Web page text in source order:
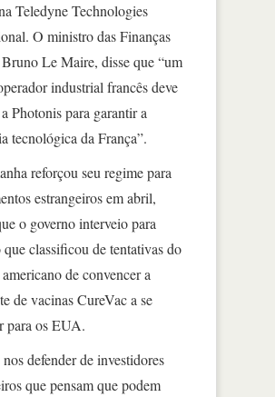
Teledyne Technologies
O ministro das Finanças
Le Maire, disse que “um
industrial francês deve
Photonis para garantir a
tecnológica da França”.
reforçou seu regime para
estrangeiros em abril,
o governo interveio para
classificou de tentativas do
de convencer a
de vacinas CureVac a se
para os EUA.
defender de investidores
que pensam que podem